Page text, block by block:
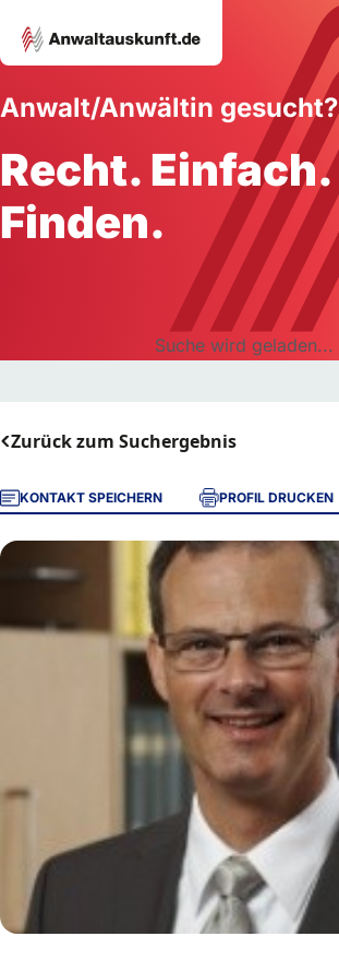
Anwalt/Anwältin gesucht?
Recht. Einfach.
Finden.
Suche wird geladen...
Zurück zum Suchergebnis
KONTAKT SPEICHERN PROFIL DRUCKEN